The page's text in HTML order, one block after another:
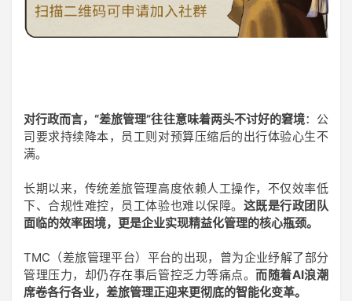
登录
对行政而言，“差旅管理”往往意味着两头不讨好的窘境：公
司要求持续降本，员工则对预算压缩后的出行体验心生不
满。
长期以来，传统差旅管理高度依赖人工操作，不仅效率低
下、合规性难控，员工体验也难以保障。 这既是行政团队
面临的效率困境，更是企业实现精益化管理的核心瓶颈。
TMC（差旅管理平台）平台的出现，曾为企业纾解了部分
管理压力，却仍存在事后管控乏力等痛点。而随着AI浪潮
席卷各行各业，差旅管理正迎来更彻底的智能化变革。